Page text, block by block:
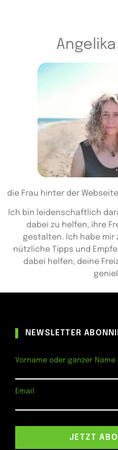
die Frau hinter der Webseite
Ich bin leidenschaftlich
dabei zu helfen, ihre
gestalten. Ich habe mir
nützliche Tipps und
dabei helfen, deine
NEWSLETTER
Vorname oder ganzer Name
Email